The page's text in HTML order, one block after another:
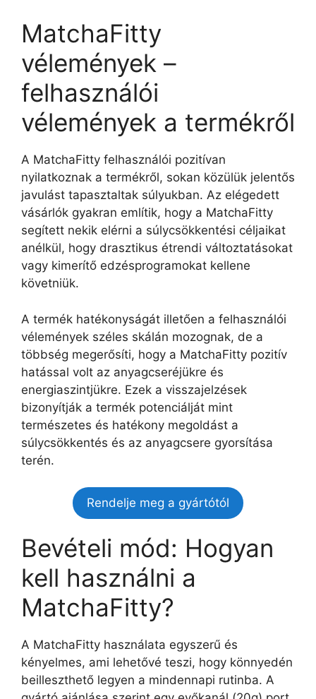
MatchaFitty
vélemények –
felhasználói
vélemények a termékről
A MatchaFitty felhasználói pozitívan
nyilatkoznak a termékről, sokan közülük jelentős
javulást tapasztaltak súlyukban. Az elégedett
vásárlók gyakran említik, hogy a MatchaFitty
segített nekik elérni a súlycsökkentési céljaikat
anélkül, hogy drasztikus étrendi változtatásokat
vagy kimerítő edzésprogramokat kellene
követniük.
A termék hatékonyságát illetően a felhasználói
vélemények széles skálán mozognak, de a
többség megerősíti, hogy a MatchaFitty pozitív
hatással volt az anyagcseréjükre és
energiaszintjükre. Ezek a visszajelzések
bizonyítják a termék potenciálját mint
természetes és hatékony megoldást a
súlycsökkentés és az anyagcsere gyorsítása
terén.
Rendelje meg a gyártótól
Bevételi mód: Hogyan
kell használni a
MatchaFitty?
A MatchaFitty használata egyszerű és
kényelmes, ami lehetővé teszi, hogy könnyedén
beilleszthető legyen a mindennapi rutinba. A